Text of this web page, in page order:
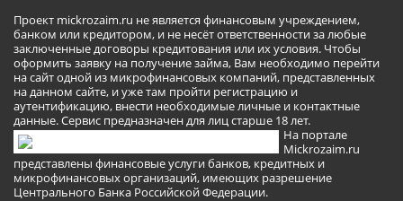
Проект mickrozaim.ru не является финансовым учреждением,
банком или кредитором, и не несёт ответственности за любые
заключенные договоры кредитования или их условия. Чтобы
оформить заявку на получение займа, Вам необходимо перейти
на сайт одной из микрофинансовых компаний, представленных
на данном сайте, и уже там пройти регистрацию и
аутентификацию, внести необходимые личные и контактные
данные. Сервис предназначен для лиц старше 18 лет.
На портале
Mickrozaim.ru
представлены финансовые услуги банков, кредитных и
микрофинансовых организаций, имеющих разрешение
Центрального Банка Российской Федерации.